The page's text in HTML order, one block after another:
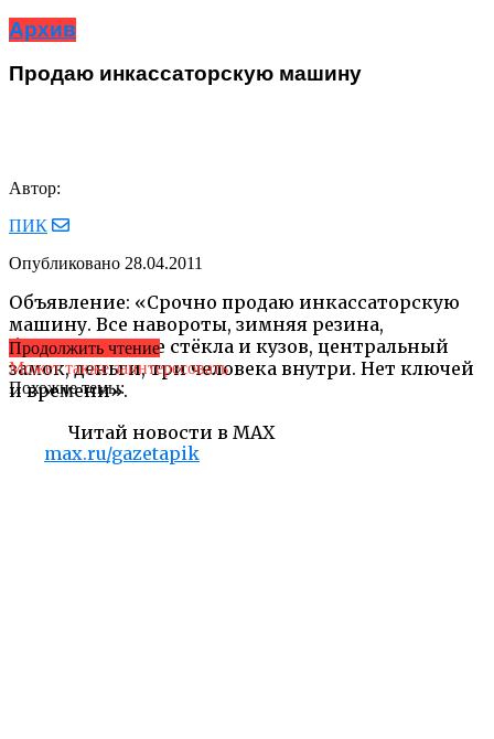
Архив
Продаю инкассаторскую машину
Автор:
ПИК
Опубликовано 28.04.2011
Объявление: «Срочно продаю инкассаторскую
машину. Все навороты, зимняя резина,
бронированные стёкла и кузов, центральный
замок, деньги, три человека внутри. Нет ключей
и времени».
Читай новости в MAX
max.ru/gazetapik
Продолжить чтение
Может также заинтересовать
Похожие темы: